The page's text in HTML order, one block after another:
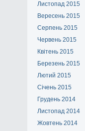
Листопад 2015
Вересень 2015
Серпень 2015
Червень 2015
Квітень 2015
Березень 2015
Лютий 2015
Січень 2015
Грудень 2014
Листопад 2014
Жовтень 2014